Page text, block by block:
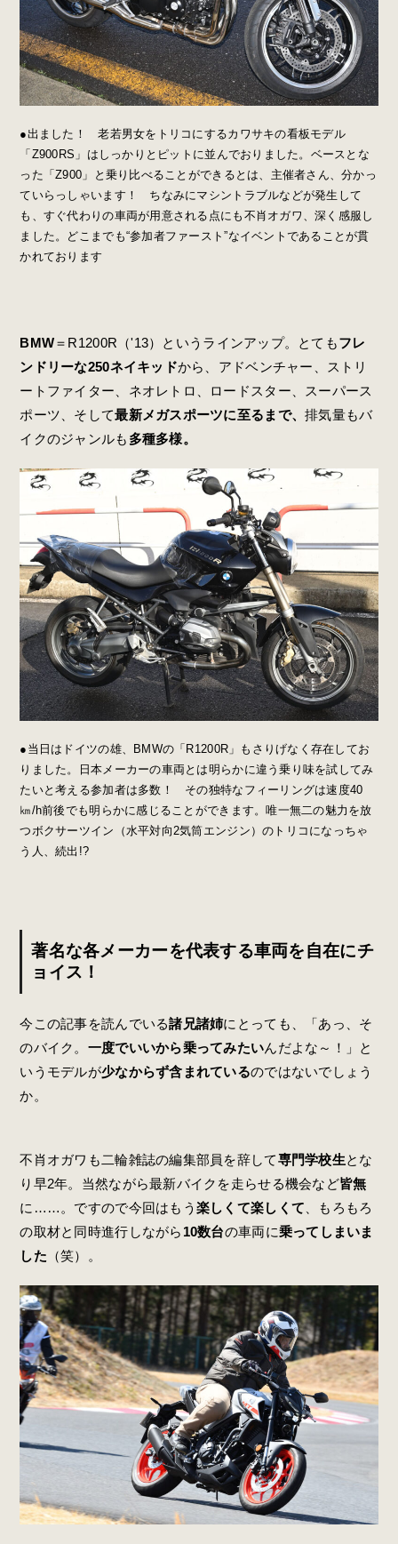
●出ました！ 老若男女をトリコにするカワサキの看板モデル
「Z900RS」はしっかりとピットに並んでおりました。ベースとな
った「Z900」と乗り比べることができるとは、主催者さん、分かっ
ていらっしゃいます！ ちなみにマシントラブルなどが発生して
も、すぐ代わりの車両が用意される点にも不肖オガワ、深く感服し
ました。どこまでも“参加者ファースト”なイベントであることが貫
かれております
BMW＝R1200R（'13）というラインアップ。とてもフレ
ンドリーな250ネイキッドから、アドベンチャー、ストリ
ートファイター、ネオレトロ、ロードスター、スーパース
ポーツ、そして最新メガスポーツに至るまで、排気量もバ
イクのジャンルも 多種多様。
●当日はドイツの雄、BMWの「R1200R」もさりげなく存在してお
りました。日本メーカーの車両とは明らかに違う乗り味を試してみ
たいと考える参加者は多数！ その独特なフィーリングは速度40
㎞/h前後でも明らかに感じることができます。唯一無二の魅力を放
つボクサーツイン（水平対向2気筒エンジン）のトリコになっちゃ
う人、続出!?
著名な各メーカーを代表する車両を自在にチ
ョイス！
今この記事を読んでいる諸兄諸姉にとっても、「あっ、そ
のバイク。 一度でいいから乗ってみたいんだよな～！」と
いうモデルが少なからず含まれているのではないでしょう
か。
不肖オガワも二輪雑誌の編集部員を辞して専門学校生とな
り早2年。当然ながら最新バイクを走らせる機会など皆無
に……。ですので今回はもう 楽しくて楽しくて 、もろもろ
の取材と同時進行しながら 10数台の車両に乗ってしまいま
した （笑）。